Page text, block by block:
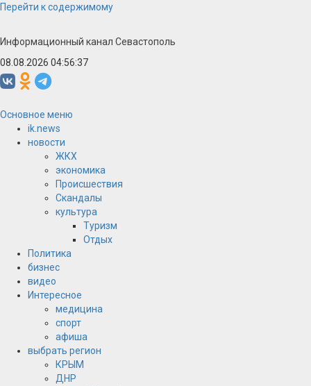
Перейти к содержимому
Информационный канал Севастополь
08.08.2026 04:56:38
Основное меню
ik.news
новости
ЖКХ
экономика
Происшествия
Скандалы
культура
Туризм
Отдых
Политика
бизнес
видео
Интересное
медицина
спорт
афиша
выбрать регион
КРЫМ
ДНР